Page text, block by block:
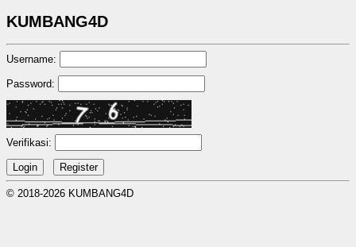
KUMBANG4D
Username:
Password:
Verifikasi:
© 2018-2026 KUMBANG4D